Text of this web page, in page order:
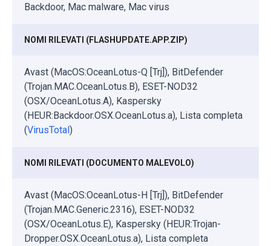
Backdoor, Mac malware, Mac virus
NOMI RILEVATI (FLASHUPDATE.APP.ZIP)
Avast (MacOS:OceanLotus-Q [Trj]), BitDefender
(Trojan.MAC.OceanLotus.B), ESET-NOD32
(OSX/OceanLotus.A), Kaspersky
(HEUR:Backdoor.OSX.OceanLotus.a), Lista completa
(VirusTotal)
NOMI RILEVATI (DOCUMENTO MALEVOLO)
Avast (MacOS:OceanLotus-H [Trj]), BitDefender
(Trojan.MAC.Generic.2316), ESET-NOD32
(OSX/OceanLotus.E), Kaspersky (HEUR:Trojan-
Dropper.OSX.OceanLotus.a), Lista completa